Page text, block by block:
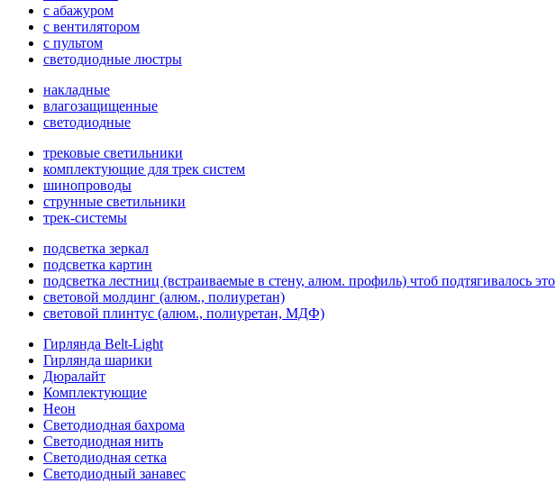
с абажуром
с вентилятором
с пультом
светодиодные люстры
накладные
влагозащищенные
светодиодные
трековые светильники
комплектующие для трек систем
шинопроводы
струнные светильники
трек-системы
подсветка зеркал
подсветка картин
подсветка лестниц (встраиваемые в стену, алюм. профиль) чтоб подтягивалось это
световой молдинг (алюм., полиуретан)
световой плинтус (алюм., полиуретан, МДФ)
Гирлянда Belt-Light
Гирлянда шарики
Дюралайт
Комплектующие
Неон
Светодиодная бахрома
Светодиодная нить
Светодиодная сетка
Светодиодный занавес